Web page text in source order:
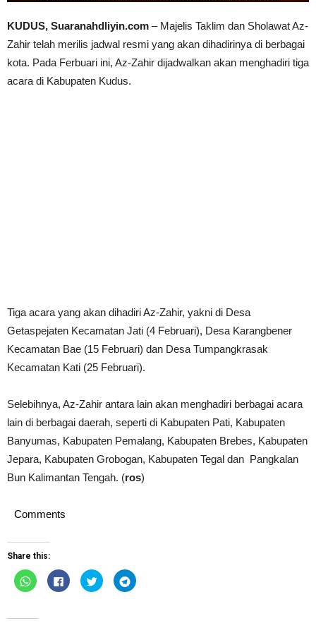
KUDUS, Suaranahdliyin.com – Majelis Taklim dan Sholawat Az-
Zahir telah merilis jadwal resmi yang akan dihadirinya di berbagai
kota. Pada Ferbuari ini, Az-Zahir dijadwalkan akan menghadiri tiga
acara di Kabupaten Kudus.
Tiga acara yang akan dihadiri Az-Zahir, yakni di Desa
Getaspejaten Kecamatan Jati (4 Februari), Desa Karangbener
Kecamatan Bae (15 Februari) dan Desa Tumpangkrasak
Kecamatan Kati (25 Februari).
Selebihnya, Az-Zahir antara lain akan menghadiri berbagai acara
lain di berbagai daerah, seperti di Kabupaten Pati, Kabupaten
Banyumas, Kabupaten Pemalang, Kabupaten Brebes, Kabupaten
Jepara, Kabupaten Grobogan, Kabupaten Tegal dan Pangkalan
Bun Kalimantan Tengah. (ros)
Comments
Share this:
Click
to
share
(Opens
Click
to
share
Click
to
share
Click
to